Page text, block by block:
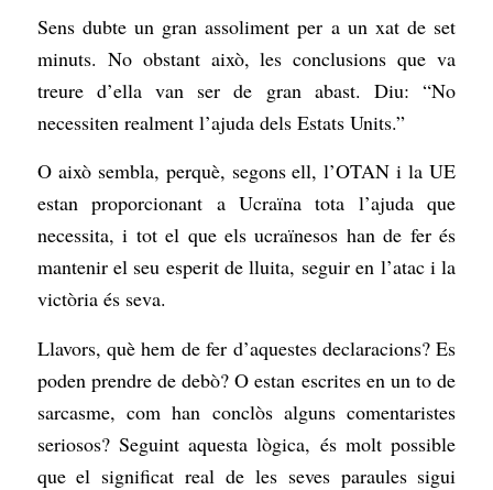
Sens dubte un gran assoliment per a un xat de set
minuts. No obstant això, les conclusions que va
treure d’ella van ser de gran abast. Diu: “No
necessiten realment l’ajuda dels Estats Units.”
O això sembla, perquè, segons ell, l’OTAN i la UE
estan proporcionant a Ucraïna tota l’ajuda que
necessita, i tot el que els ucraïnesos han de fer és
mantenir el seu esperit de lluita, seguir en l’atac i la
victòria és seva.
Llavors, què hem de fer d’aquestes declaracions? Es
poden prendre de debò? O estan escrites en un to de
sarcasme, com han conclòs alguns comentaristes
seriosos? Seguint aquesta lògica, és molt possible
que el significat real de les seves paraules sigui